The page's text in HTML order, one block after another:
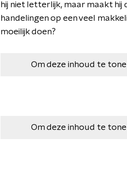
hij niet letterlijk, maar maakt hij
handelingen op een veel
moeilijk doen?
Om deze inhoud te
Om deze inhoud te